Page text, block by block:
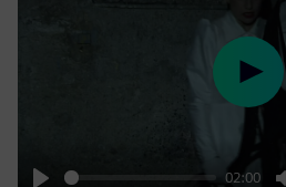
02:00
Play